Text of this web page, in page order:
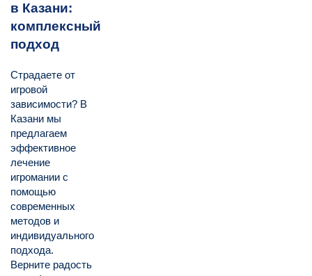
в Казани:
комплексный
подход
Страдаете от
игровой
зависимости? В
Казани мы
предлагаем
эффективное
лечение
игромании с
помощью
современных
методов и
индивидуального
подхода.
Верните радость